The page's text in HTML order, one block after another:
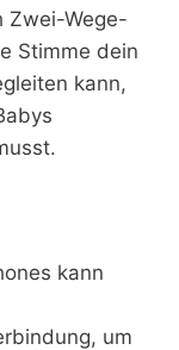
Zwei-Wege-
Stimme dein
kann,
kann
um